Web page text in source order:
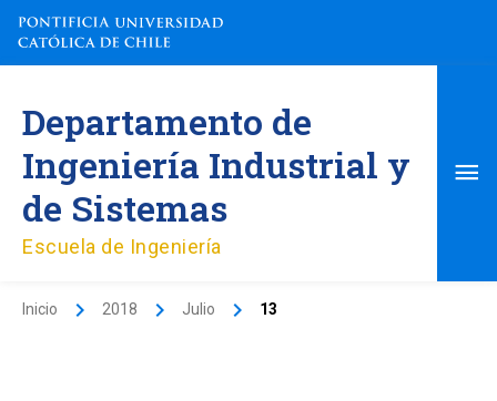
contenido
Departamento de
Ingeniería Industrial y
de Sistemas
Escuela de Ingeniería
Inicio 2018 Julio 13